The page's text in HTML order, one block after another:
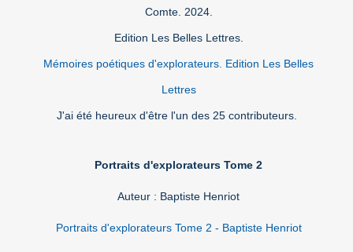
Comte. 2024.
Edition Les Belles Lettres.
Mémoires poétiques d'explorateurs. Edition Les Belles
Lettres
J'ai été heureux d'être l'un des 25 contributeurs.
Portraits d'explorateurs Tome 2
Auteur : Baptiste Henriot
Portraits d'explorateurs Tome 2 - Baptiste Henriot